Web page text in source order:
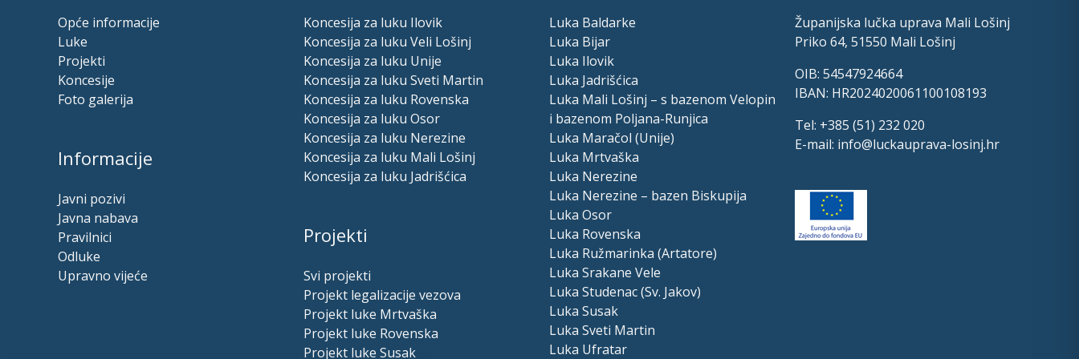
Opće informacije
Luke
Projekti
Koncesije
Foto galerija
Informacije
Javni pozivi
Javna nabava
Pravilnici
Odluke
Upravno vijeće
Koncesija za luku Ilovik
Koncesija za luku Veli Lošinj
Koncesija za luku Unije
Koncesija za luku Sveti Martin
Koncesija za luku Rovenska
Koncesija za luku Osor
Koncesija za luku Nerezine
Koncesija za luku Mali Lošinj
Koncesija za luku Jadrišćica
Projekti
Svi projekti
Projekt legalizacije vezova
Projekt luke Mrtvaška
Projekt luke Rovenska
Projekt luke Susak
Luka Baldarke
Luka Bijar
Luka Ilovik
Luka Jadrišćica
Luka Mali Lošinj – s bazenom Velopin
i bazenom Poljana-Runjica
Luka Maračol (Unije)
Luka Mrtvaška
Luka Nerezine
Luka Nerezine – bazen Biskupija
Luka Osor
Luka Rovenska
Luka Ružmarinka (Artatore)
Luka Srakane Vele
Luka Studenac (Sv. Jakov)
Luka Susak
Luka Sveti Martin
Luka Ufratar
Županijska lučka uprava Mali Lošinj
Priko 64, 51550 Mali Lošinj
OIB: 54547924664
IBAN: HR2024020061100108193
Tel: +385 (51) 232 020
E-mail: info@luckauprava-losinj.hr